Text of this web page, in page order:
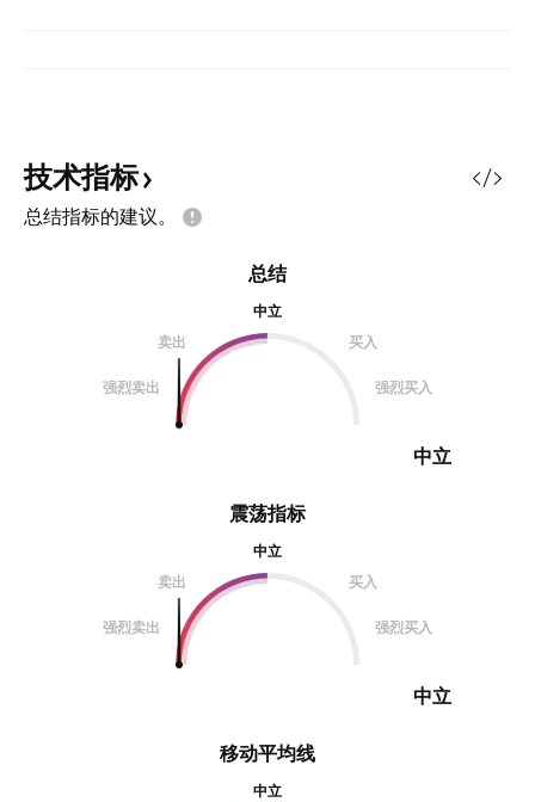
技术指标
总结指标的建议。
震荡指标
中立
卖出
买入
强烈卖出 强烈买入
中立
总结
中立
卖出
买入
强烈卖出 强烈买入
中立
移动平均线
中立